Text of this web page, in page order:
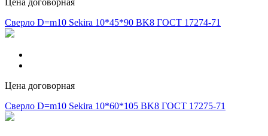
Цена договорная
Сверло D=m10 Sekira 10*45*90 BK8 ГОСТ 17274-71
Цена договорная
Сверло D=m10 Sekira 10*60*105 BK8 ГОСТ 17275-71